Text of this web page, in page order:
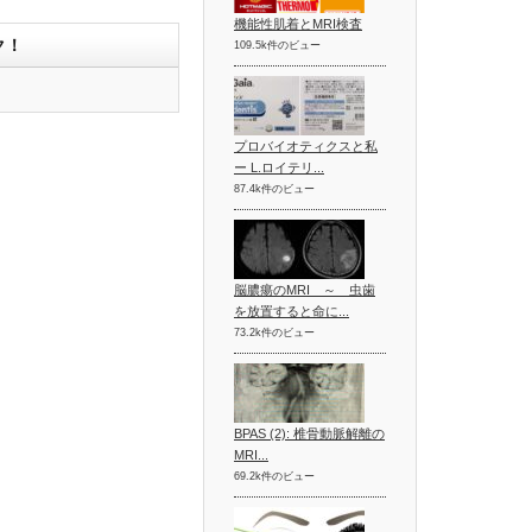
機能性肌着とMRI検査
109.5k件のビュー
プロバイオティクスと私
ー L.ロイテリ...
87.4k件のビュー
脳膿瘍のMRI ～ 虫歯
を放置すると命に...
73.2k件のビュー
BPAS (2): 椎骨動脈解離の
MRI...
69.2k件のビュー